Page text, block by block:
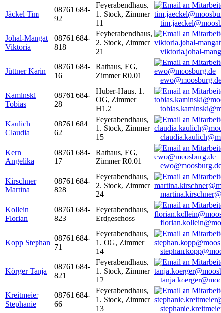
Jäckel Tim
08761 684-
92
Feyerabendhaus,
1. Stock, Zimmer
11
Johal-Mangat
Viktoria
08761 684-
818
Feyberabendhaus,
2. Stock, Zimmer
21
viktoria.johal-
Jüttner Karin
08761 684-
16
Rathaus, EG,
Zimmer R0.01
ewo@moosburg.de
Kaminski
Tobias
08761 684-
28
Huber-Haus, 1.
OG, Zimmer
H1.2
Kaulich
Claudia
08761 684-
62
Feyerabendhaus,
1. Stock, Zimmer
15
Kern
Angelika
08761 684-
17
Rathaus, EG,
Zimmer R0.01
ewo@moosburg.de
Kirschner
Martina
08761 684-
828
Feyerabendhaus,
2. Stock, Zimmer
24
Kollein
Florian
08761 684-
823
Feyerabendhaus,
Erdgeschoss
Kopp Stephan
08761 684-
71
Feyerabendhaus,
1. OG, Zimmer
14
Körger Tanja
08761 684-
821
Feyerabendhaus,
1. Stock, Zimmer
12
Kreitmeier
Stephanie
08761 684-
66
Feyerabendhaus,
1. Stock, Zimmer
13